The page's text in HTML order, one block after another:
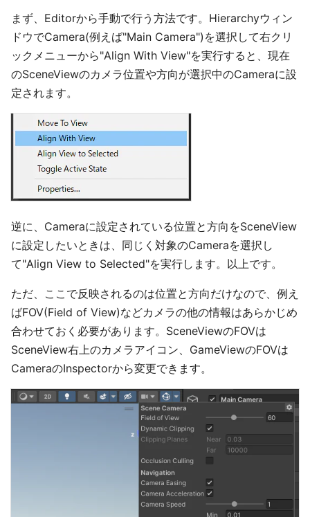
まず、Editorから手動で行う方法です。Hierarchyウィン
ドウでCamera(例えば"Main Camera")を選択して右クリ
ックメニューから"Align With View"を実行すると、現在
のSceneViewのカメラ位置や方向が選択中のCameraに設
定されます。
逆に、Cameraに設定されている位置と方向をSceneView
に設定したいときは、同じく対象のCameraを選択し
て"Align View to Selected"を実行します。以上です。
ただ、ここで反映されるのは位置と方向だけなので、例え
ばFOV(Field of View)などカメラの他の情報はあらかじめ
合わせておく必要があります。SceneViewのFOVは
SceneView右上のカメラアイコン、GameViewのFOVは
CameraのInspectorから変更できます。